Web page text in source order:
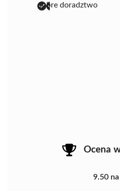
dobre doradztwo
Ocena
9.50